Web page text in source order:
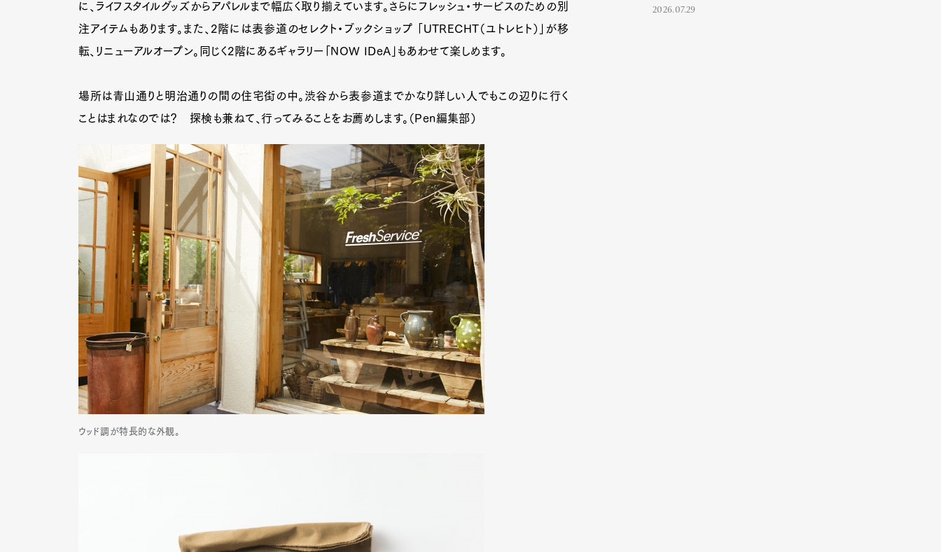
に、ライフスタイルグッズからアパレルまで幅広く取り揃えています。さらにフレッシュ・サービスのための別
注アイテムもあります。また、2階には表参道のセレクト・ブックショップ 「UTRECHT（ユトレヒト）」が移
転、リニューアルオープン。同じく2階にあるギャラリー「NOW IDeA」もあわせて楽しめます。
場所は青山通りと明治通りの間の住宅街の中。渋谷から表参道までかなり詳しい人でもこの辺りに行く
ことはまれなのでは？ 探検も兼ねて、行ってみることをお薦めします。（Pen編集部）
ウッド調が特長的な外観。
2026.07.29